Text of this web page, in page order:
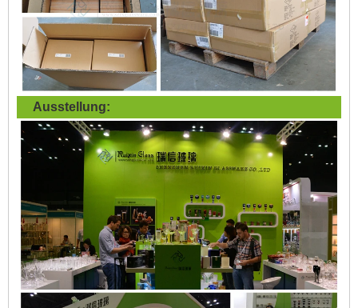
Ausstellung: